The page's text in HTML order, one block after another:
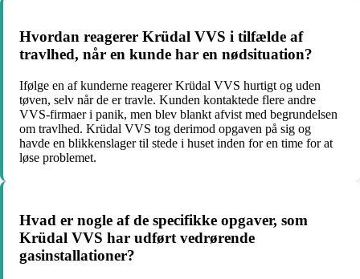
Hvordan reagerer Krüdal VVS i tilfælde af
travlhed, når en kunde har en nødsituation?
Ifølge en af kunderne reagerer Krüdal VVS hurtigt og uden
tøven, selv når de er travle. Kunden kontaktede flere andre
VVS-firmaer i panik, men blev blankt afvist med begrundelsen
om travlhed. Krüdal VVS tog derimod opgaven på sig og
havde en blikkenslager til stede i huset inden for en time for at
løse problemet.
Hvad er nogle af de specifikke opgaver, som
Krüdal VVS har udført vedrørende
gasinstallationer?